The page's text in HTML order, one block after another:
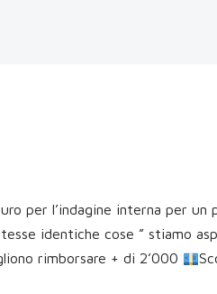
per l’indagine interna per un
identiche cose ” stiamo
rimborsare + di 2’000